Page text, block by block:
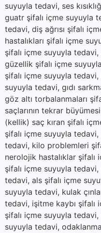
suyuyla tedavi, ses
guatr şifalı içme suyuyla
tedavi, diş ağrısı şifalı
hastalıkları şifalı içme
şifalı içme suyuyla
güzellik şifalı içme
şifalı içme suyuyla
suyuyla tedavi, gıdı
göz altı torbalanmaları
saçlarının tekrar
(kellik) saç kıran şifalı
şifalı içme suyuyla tedavi,
tedavi, kilo problemleri
nerolojik hastalıklar
şifalı içme suyuyla
tedavi, als şifalı içme
suyuyla tedavi, kulak
tedavi, işitme kaybı
şifalı içme suyuyla tedavi,
suyuyla tedavi,